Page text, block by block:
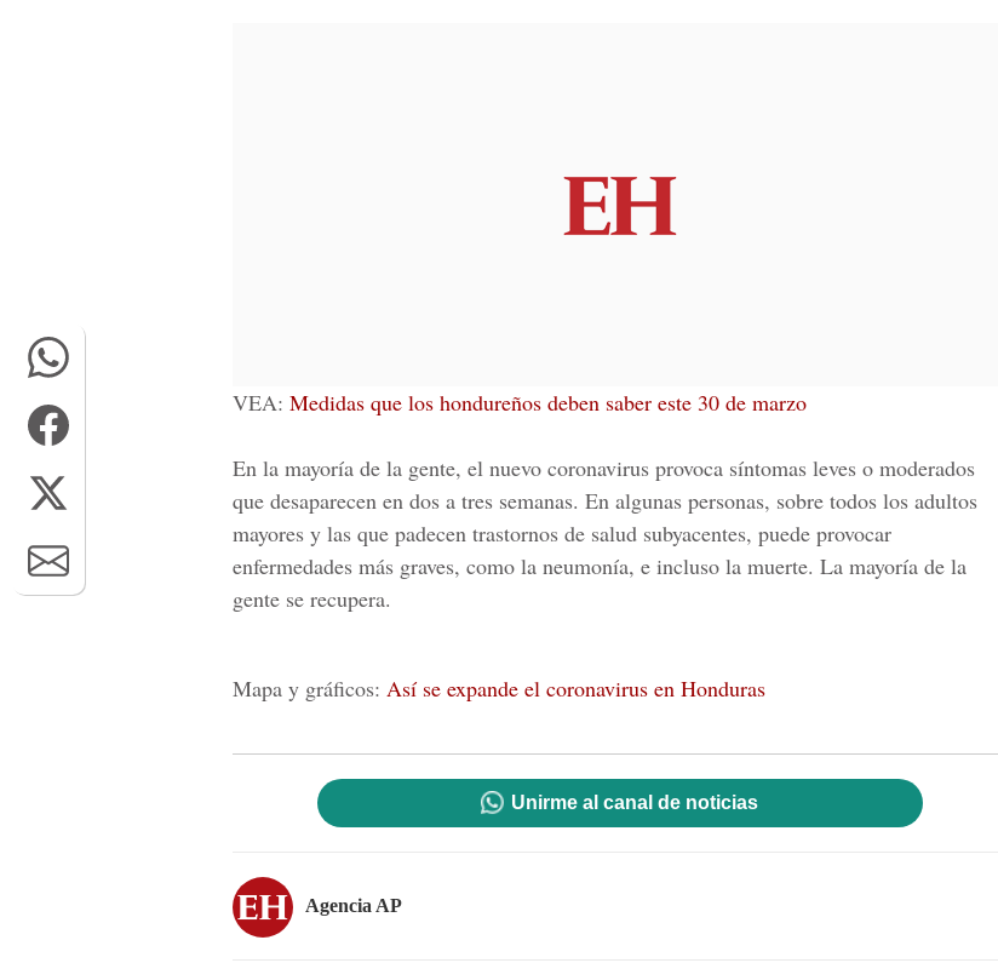
VEA: Medidas que los hondureños deben saber este 30 de marzo
En la mayoría de la gente, el nuevo coronavirus provoca síntomas leves o moderados
que desaparecen en dos a tres semanas. En algunas personas, sobre todos los adultos
mayores y las que padecen trastornos de salud subyacentes, puede provocar
enfermedades más graves, como la neumonía, e incluso la muerte. La mayoría de la
gente se recupera.
Mapa y gráficos: Así se expande el coronavirus en Honduras
Unirme al canal de noticias
Agencia AP